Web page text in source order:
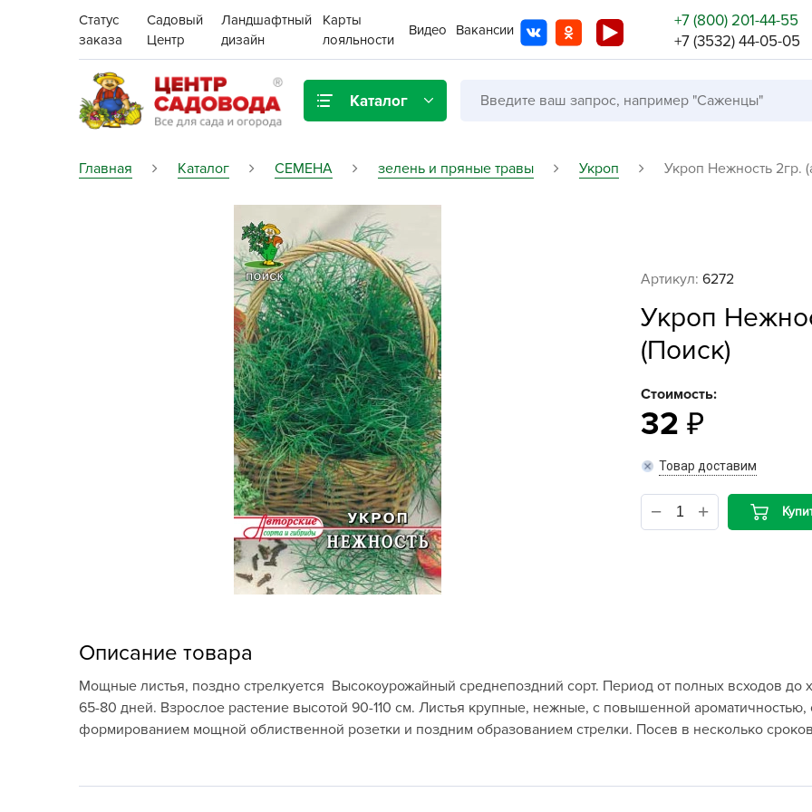
Статус
заказа
Садовый
Центр
Ландшафтный
дизайн
Карты
лояльности
Видео Вакансии
+7 (800) 201-44-55
+7 (3532) 44-05-05
Каталог
Газонная трава
Грунты, дренаж, мульча
Декор для дома и сада
Ёмкости для рассады и
Картофель семенной
Комнатные горшечные
многолетники Весна
Новогодняя продукция
Отдых в саду, пикник
Подарочные карты
Цена:
Поиск Бренды
Главная Каталог СЕМЕНА зелень и пряные травы Укроп Укроп Нежность 2гр.
Артикул: 6272
Укроп
(Поиск)
Стоимость:
32
Товар доставим
Описание товара
Мощные листья, поздно стрелкуется Высокоурожайный среднепоздний сорт. Период от полных всходов до
65-80 дней. Взрослое растение высотой 90-110 см. Листья крупные, нежные, с повышенной ароматичностью,
формированием мощной облиственной розетки и поздним образованием стрелки. Посев в несколько